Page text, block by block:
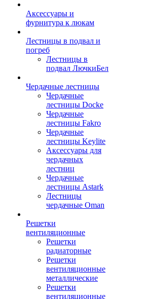
Аксессуары и
фурнитура к люкам
Лестницы в подвал и
погреб
Лестницы в
подвал ЛючкиБел
Чердачные лестницы
Чердачные
лестницы Docke
Чердачные
лестницы Fakro
Чердачные
лестницы Keylite
Аксессуары для
чердачных
лестниц
Чердачные
лестницы Astark
Лестницы
чердачные Oman
Решетки
вентиляционные
Решетки
радиаторные
Решетки
вентиляционные
металлические
Решетки
вентиляционные